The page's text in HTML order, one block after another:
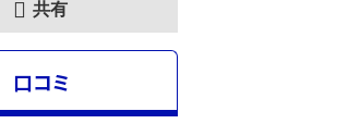
共有
口コミ